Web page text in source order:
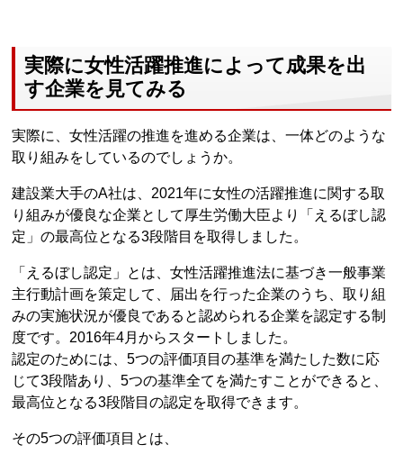
実際に女性活躍推進によって成果を出
す企業を見てみる
実際に、女性活躍の推進を進める企業は、一体どのような
取り組みをしているのでしょうか。
建設業大手のA社は、2021年に女性の活躍推進に関する取
り組みが優良な企業として厚生労働大臣より「えるぼし認
定」の最高位となる3段階目を取得しました。
「えるぼし認定」とは、女性活躍推進法に基づき一般事業
主行動計画を策定して、届出を行った企業のうち、取り組
みの実施状況が優良であると認められる企業を認定する制
度です。2016年4月からスタートしました。
認定のためには、5つの評価項目の基準を満たした数に応
じて3段階あり、5つの基準全てを満たすことができると、
最高位となる3段階目の認定を取得できます。
その5つの評価項目とは、